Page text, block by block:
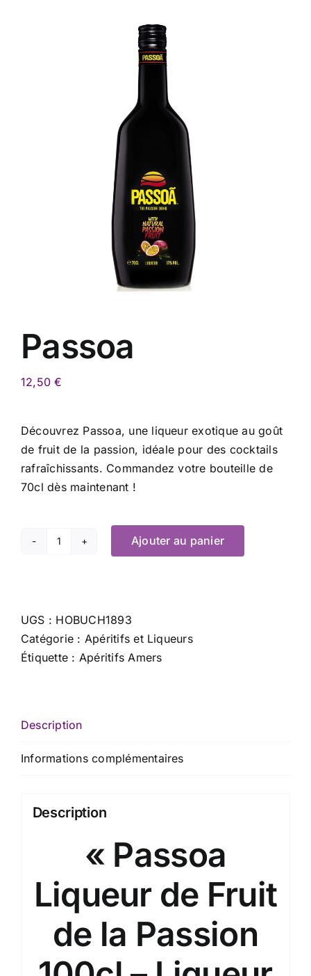
Passoa
12,50€
Découvrez Passoa, une liqueur exotique au goût
de fruit de la passion, idéale pour des cocktails
rafraîchissants. Commandez votre bouteille de
70cl dès maintenant !
quantité
Ajouter au panier
UGS : HOBUCH1893
Catégorie : Apéritifs et Liqueurs
Étiquette : Apéritifs Amers
Description
Informations complémentaires
Description
« Passoa
Liqueur de Fruit
de la Passion